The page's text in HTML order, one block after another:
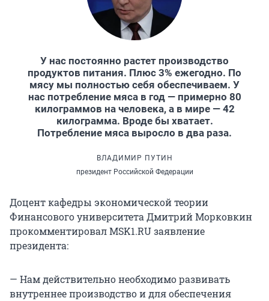
У нас постоянно растет производство
продуктов питания. Плюс 3% ежегодно. По
мясу мы полностью себя обеспечиваем. У
нас потребление мяса в год — примерно 80
килограммов на человека, а в мире — 42
килограмма. Вроде бы хватает.
Потребление мяса выросло в два раза.
ВЛАДИМИР ПУТИН
президент Российской Федерации
Доцент кафедры экономической теории
Финансового университета Дмитрий Морковкин
прокомментировал MSK1.RU заявление
президента:
— Нам действительно необходимо развивать
внутреннее производство и для обеспечения